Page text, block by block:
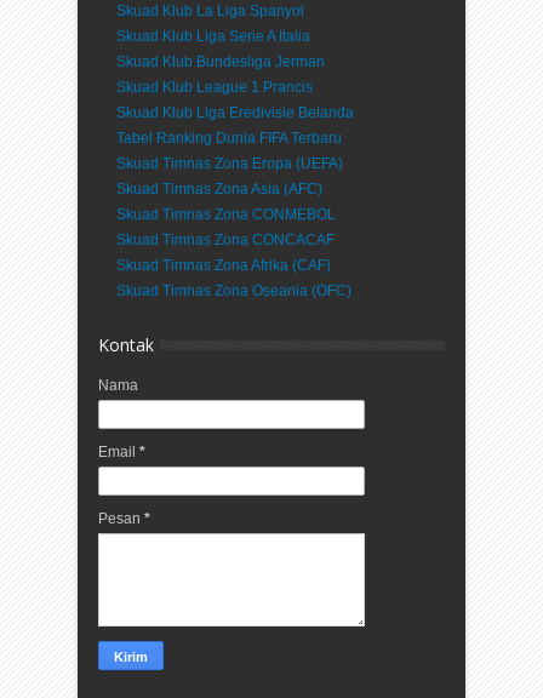
Skuad Klub La Liga Spanyol
Skuad Klub Liga Serie A Italia
Skuad Klub Bundesliga Jerman
Skuad Klub League 1 Prancis
Skuad Klub Liga Eredivisie Belanda
Tabel Ranking Dunia FIFA Terbaru
Skuad Timnas Zona Eropa (UEFA)
Skuad Timnas Zona Asia (AFC)
Skuad Timnas Zona CONMEBOL
Skuad Timnas Zona CONCACAF
Skuad Timnas Zona Afrika (CAF)
Skuad Timnas Zona Oseania (OFC)
Kontak
Nama
Email *
Pesan *